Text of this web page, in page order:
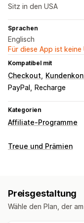
Sitz in den USA
Sprachen
Englisch
Für diese App ist
Kompatibel mit
Checkout
PayPal
Recharge
Kategorien
Affiliate-Programme
Provisionsoptionen
Gestaffelte Vorteile
Treue und Prämien
Prämien, die du
Preisgestaltung
Wähle den Plan, der